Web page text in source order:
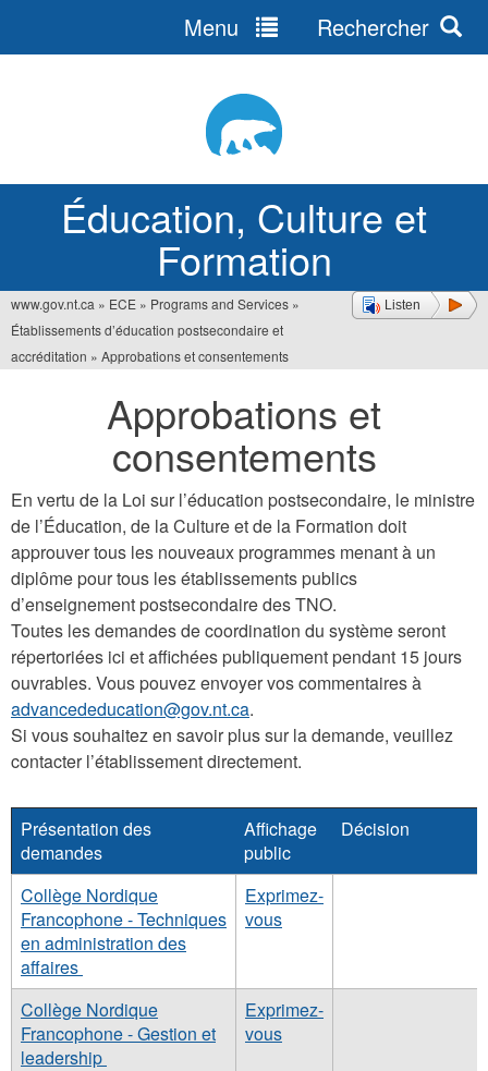
Éducation, Culture et
Formation
Menu Rechercher
Listen
Vous
êtes
www.gov.nt.ca » ECE » Programs and Services »
Établissements d’éducation postsecondaire et
accréditation » Approbations et consentements
Approbations et
consentements
En vertu de la Loi sur l’éducation postsecondaire, le ministre
de l’Éducation, de la Culture et de la Formation doit
approuver tous les nouveaux programmes menant à un
diplôme pour tous les établissements publics
d’enseignement postsecondaire des TNO.
Toutes les demandes de coordination du système seront
répertoriées ici et affichées publiquement pendant 15 jours
ouvrables. Vous pouvez envoyer vos commentaires à
advancededucation@gov.nt.ca.
Si vous souhaitez en savoir plus sur la demande, veuillez
contacter l’établissement directement.
Présentation des
demandes
Affichage
public
Décision
Collège Nordique
Francophone - Techniques
en administration des
affaires
Exprimez-
vous
Collège Nordique
Francophone - Gestion et
leadership
Exprimez-
vous